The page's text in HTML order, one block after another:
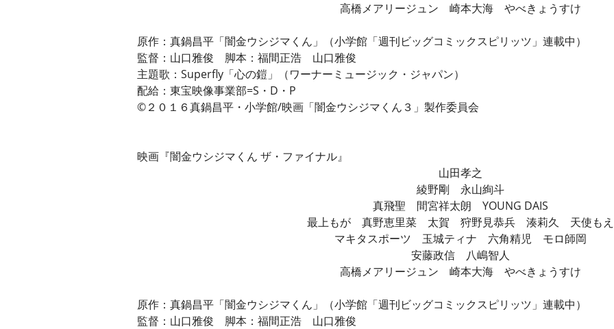
高橋メアリージュン 崎本大海 やべきょうすけ
原作：真鍋昌平「闇金ウシジマくん」（小学館「週刊ビッグコミックスピリッツ」連載中）
監督：山口雅俊 脚本：福間正浩 山口雅俊
主題歌：Superfly「心の鎧」（ワーナーミュージック・ジャパン）
配給：東宝映像事業部=S・D・P
©２０１６真鍋昌平・小学館/映画「闇金ウシジマくん３」製作委員会
映画『闇金ウシジマくん ザ・ファイナル』
山田孝之
綾野剛 永山絢斗
真飛聖 間宮祥太朗 YOUNG DAIS
最上もが 真野恵里菜 太賀 狩野見恭兵 湊莉久 天使もえ
マキタスポーツ 玉城ティナ 六角精児 モロ師岡
安藤政信 八嶋智人
高橋メアリージュン 崎本大海 やべきょうすけ
原作：真鍋昌平「闇金ウシジマくん」（小学館「週刊ビッグコミックスピリッツ」連載中）
監督：山口雅俊 脚本：福間正浩 山口雅俊